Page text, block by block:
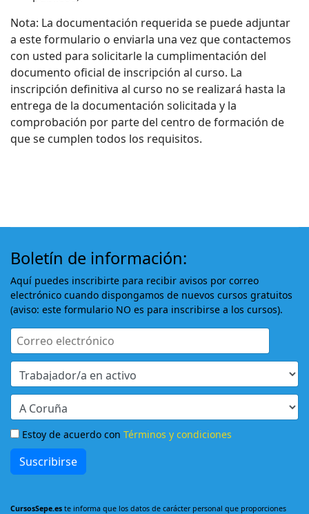
Nota: La documentación requerida se puede adjuntar
a este formulario o enviarla una vez que contactemos
con usted para solicitarle la cumplimentación del
documento oficial de inscripción al curso. La
inscripción definitiva al curso no se realizará hasta la
entrega de la documentación solicitada y la
comprobación por parte del centro de formación de
que se cumplen todos los requisitos.
Boletín de información:
Aquí puedes inscribirte para recibir avisos por correo
electrónico cuando dispongamos de nuevos cursos gratuitos
(aviso: este formulario NO es para inscribirse a los cursos).
Estoy de acuerdo con Términos y condiciones
Suscribirse
CursosSepe.es te informa que los datos de carácter personal que proporciones